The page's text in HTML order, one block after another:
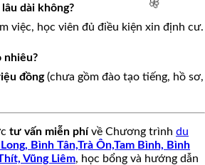
🌸
dài không?
việc, học viên đủ điều kiện xin định cư.
nhiêu?
đồng(chưa gồm đào tạo tiếng, hồ sơ,
tư vấn miễn phívề Chương trình du
Bình Tân,Trà Ôn,Tam Bình, Bình
Vũng Liêm, học bổng và hướng dẫn